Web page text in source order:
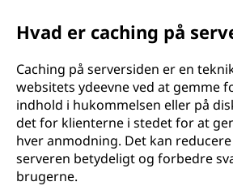
Hvad er caching på
Caching på serversiden er en
websitets ydeevne ved at gemme
indhold i hukommelsen eller på
det for klienterne i stedet for at
hver anmodning. Det kan
serveren betydeligt og forbedre
brugerne.